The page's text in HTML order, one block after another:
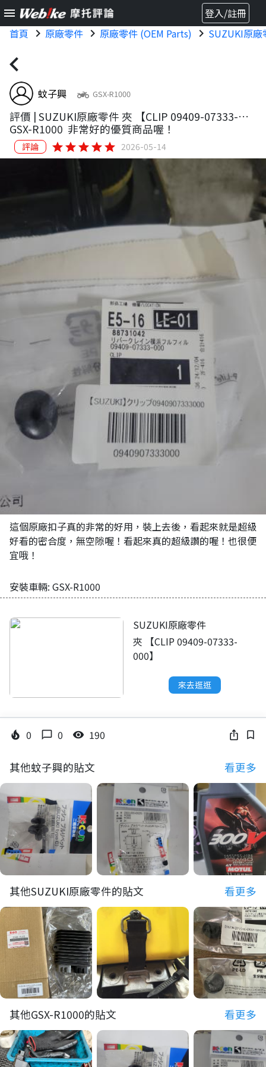
menu
登入/註冊
首頁 chevron_right 原廠零件 chevron_right 原廠零件 (OEM Parts) chevron_right SUZUKI原廠
chevron_left
蚊子興 two_wheeler GSX-R1000
評價 | SUZUKI原廠零件 夾 【CLIP 09409-07333-
000】
GSX-R1000 非常好的優質商品喔！
評論 starstarstarstarstar 2026-05-14
這個原廠扣子真的非常的好用，裝上去後，看起來就是超級
好看的密合度，無空隙喔！看起來真的超級讚的喔！也很便
宜哦！
安裝車輛: GSX-R1000
SUZUKI原廠零件
夾 【CLIP 09409-07333-
000】
來去逛逛
local_fire_department 0 chat_bubble_outline 0 visibility 190 ios_share bookmark_border
其他蚊子興的貼文 看更多
其他SUZUKI原廠零件的貼文 看更多
其他GSX-R1000的貼文 看更多